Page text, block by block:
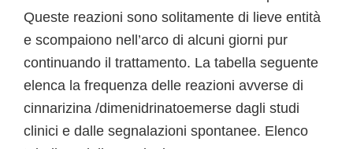
Queste reazioni sono solitamente di lieve entità
e scompaiono nell’arco di alcuni giorni pur
continuando il trattamento. La tabella seguente
elenca la frequenza delle reazioni avverse di
cinnarizina /dimenidrinatoemerse dagli studi
clinici e dalle segnalazioni spontanee. Elenco